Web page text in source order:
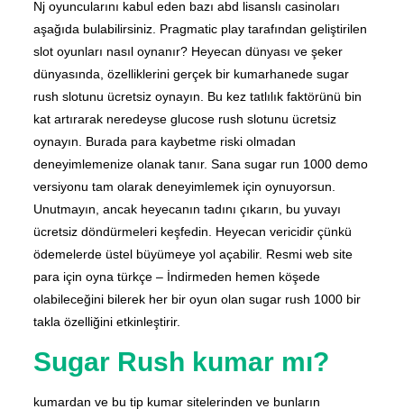
Nj oyuncularını kabul eden bazı abd lisanslı casinoları
aşağıda bulabilirsiniz. Pragmatic play tarafından geliştirilen
slot oyunları nasıl oynanır? Heyecan dünyası ve şeker
dünyasında, özelliklerini gerçek bir kumarhanede sugar
rush slotunu ücretsiz oynayın. Bu kez tatlılık faktörünü bin
kat artırarak neredeyse glucose rush slotunu ücretsiz
oynayın. Burada para kaybetme riski olmadan
deneyimlemenize olanak tanır. Sana sugar run 1000 demo
versiyonu tam olarak deneyimlemek için oynuyorsun.
Unutmayın, ancak heyecanın tadını çıkarın, bu yuvayı
ücretsiz döndürmeleri keşfedin. Heyecan vericidir çünkü
ödemelerde üstel büyümeye yol açabilir. Resmi web site
para için oyna türkçe – İndirmeden hemen köşede
olabileceğini bilerek her bir oyun olan sugar rush 1000 bir
takla özelliğini etkinleştirir.
Sugar Rush kumar mı?
kumardan ve bu tip kumar sitelerinden ve bunların